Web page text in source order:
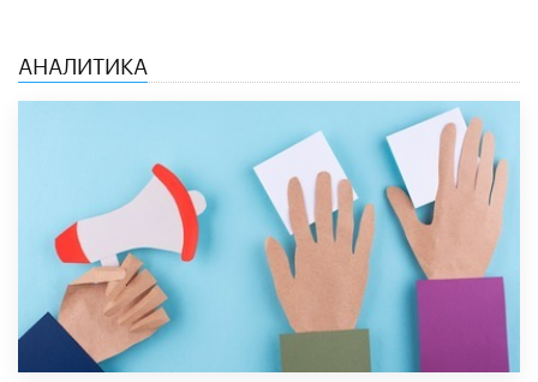
АНАЛИТИКА